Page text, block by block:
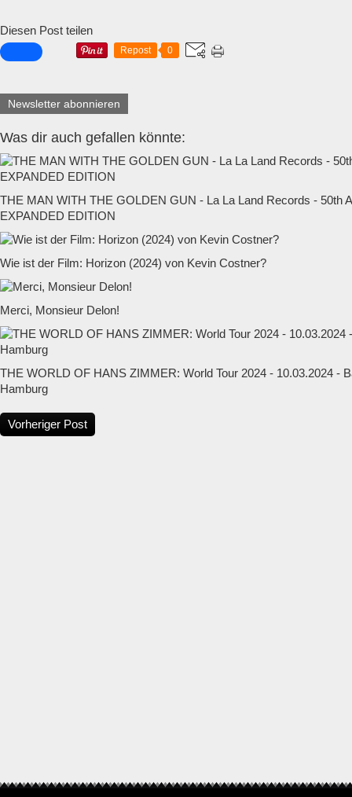
Diesen Post teilen
Repost 0
Newsletter abonnieren
Was dir auch gefallen könnte:
THE MAN WITH THE GOLDEN GUN - La La Land Records - 50th
EXPANDED EDITION
Wie ist der Film: Horizon (2024) von Kevin Costner?
Merci, Monsieur Delon!
THE WORLD OF HANS ZIMMER: World Tour 2024 - 10.03.2024 -
Hamburg
Vorheriger Post